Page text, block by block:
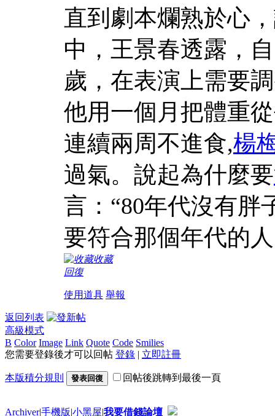
直到劇本爛熟於心
中，王景春透露，
歲，在表演上需要
他用一個月把體重
連續兩周不進食,楊
過氣。說起為什麼要
言：“80年代沒有胖
要符合那個年代的
收藏
回復
使用道具 舉報
返回列表
高級模式
B Color Image Link Quote Code Smilies
您需要登錄後才可以回帖 登錄 | 立即註冊
本版積分規則 發表回復 回帖後跳轉到最後一頁
Archiver|手機版|小黑屋|我要借錢論壇